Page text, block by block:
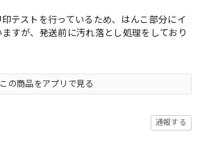
印テストを行っているため、はんこ部分にイ
すが、発送前に汚れ落とし処理をしており
この商品をアプリで見る
通報する